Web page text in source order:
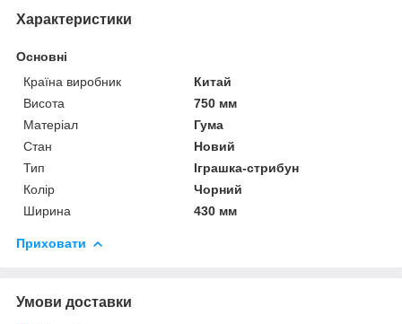
Характеристики
Основні
Країна виробник
Китай
Висота
750 мм
Матеріал
Гума
Стан
Новий
Тип
Іграшка-стрибун
Колір
Чорний
Ширина
430 мм
Приховати
Умови доставки